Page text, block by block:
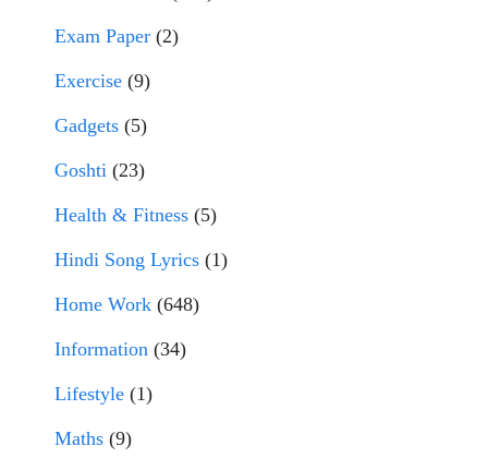
Exam Paper (2)
Exercise (9)
Gadgets (5)
Goshti (23)
Health & Fitness (5)
Hindi Song Lyrics (1)
Home Work (648)
Information (34)
Lifestyle (1)
Maths (9)